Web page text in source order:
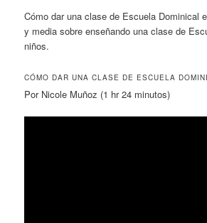
Cómo dar una clase de Escuela Dominical
y media sobre enseñando una clase de
niños.
CÓMO DAR UNA CLASE DE ESCUELA
Por Nicole Muñoz (1 hr 24 minutos)